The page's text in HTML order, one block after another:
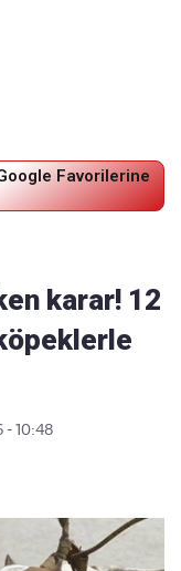
Favorilerine
karar! 12
- 10:48